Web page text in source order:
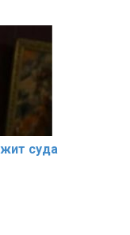
cyдa